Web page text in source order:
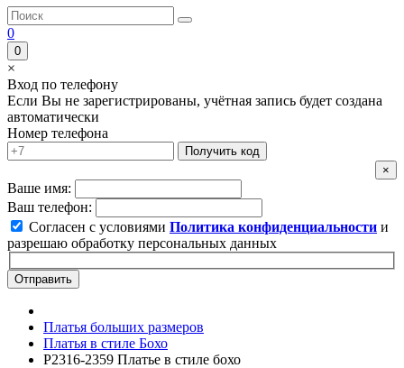
0
0
×
Вход по телефону
Если Вы не зарегистрированы, учётная запись будет создана
автоматически
Номер телефона
Получить код
×
Ваше имя:
Ваш телефон:
Согласен с условиями Политика конфиденциальности и
разрешаю обработку персональных данных
Отправить
Платья больших размеров
Платья в стиле Бохо
P2316-2359 Платье в стиле бохо